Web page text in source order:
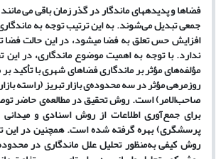
فضاها و پدیده­های ماندگار در گذر زمان باقی می
جمعی تبدیل می‌شوند. به این ترتیب توجه به
افزایش حس تعلق به فضا می­شود، در این حالت فضا
ندارد. با توجه به اهمیت موضوع ماندگاری، در
مؤلفه‌های مؤثر بر ماندگاری فضاهای شهری با تأکید
روزمره­ی مؤثر در سه محدوده‌یبازار تبریز (راسته
صاحب‌الامر) است. روش تحقیق در مطالعه‌ی حاضر
برای جمع‌آوری اطلاعات از روش اسنادی و
پرسشگری) بهره گرفته شده است. همچنین در این
روش کیفی به‌منظور تحلیل علل ماندگاری در